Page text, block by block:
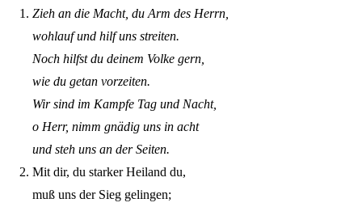
Zieh an die Macht, du Arm des Herrn,
wohlauf und hilf uns streiten.
Noch hilfst du deinem Volke gern,
wie du getan vorzeiten.
Wir sind im Kampfe Tag und Nacht,
o Herr, nimm gnädig uns in acht
und steh uns an der Seiten.
Mit dir, du starker Heiland du,
muß uns der Sieg gelingen;